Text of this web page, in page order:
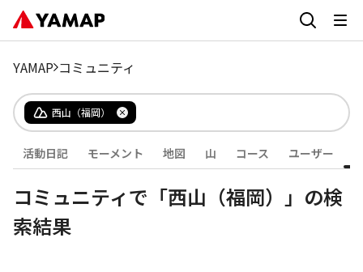
YAMAP コミュニティ
西山（福岡）
活動日記 モーメント 地図 山 コース ユーザー
コミュニティで「西山（福岡）」の検
索結果